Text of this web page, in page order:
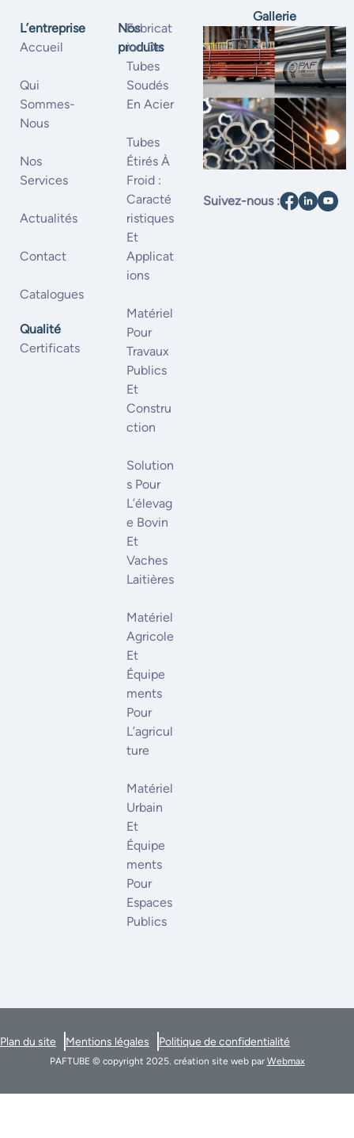
L’entreprise
Accueil
Qui
Sommes-
Nous
Nos
Services
Actualités
Contact
Catalogues
Qualité
Certificats
Nos
produits
Fabricat
Ion De
Tubes
Soudés
En Acier
Tubes
Étirés À
Froid :
Caracté
Ristiques
Et
Applicat
Ions
Matériel
Pour
Travaux
Publics
Et
Constru
Ction
Solution
S Pour
L’élevag
E Bovin
Et
Vaches
Laitières
Matériel
Agricole
Et
Équipe
Ments
Pour
L’agricul
Ture
Matériel
Urbain
Et
Équipe
Ments
Pour
Espaces
Publics
Gallerie
Suivez-nous :
PAFTUBE © copyright 2025. création site web par Webmax
Plan du site Mentions légales Politique de confidentialité